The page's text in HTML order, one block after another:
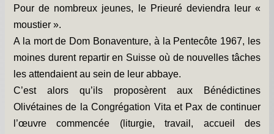
Pour de nombreux jeunes, le Prieuré deviendra leur «
moustier ».
A la mort de Dom Bonaventure, à la Pentecôte 1967, les
moines durent repartir en Suisse où de nouvelles tâches
les attendaient au sein de leur abbaye.
C’est alors qu’ils proposèrent aux Bénédictines
Olivétaines de la Congrégation Vita et Pax de continuer
l’œuvre commencée (liturgie, travail, accueil des